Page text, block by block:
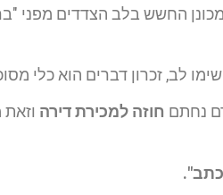
מכונן החשש בלב הצדדים
לב, זכרון דברים הוא כלי
נחתם חוזה למכירת דירה